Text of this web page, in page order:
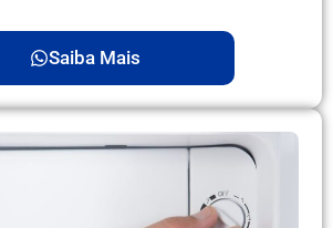
Saiba Mais